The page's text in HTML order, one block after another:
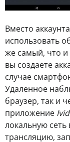
Вместо аккаунта
использовать
же самый, что и
вы создаете
случае
Удаленное
браузер, так и
приложение
локальную
трансляцию,